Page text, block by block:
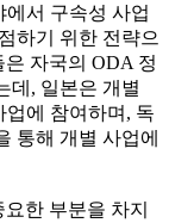
서 구속성 사업
하기 위한 전략으
자국의 ODA 정
데, 일본은 개별
에 참여하며, 독
통해 개별 사업에
한 부분을 차지